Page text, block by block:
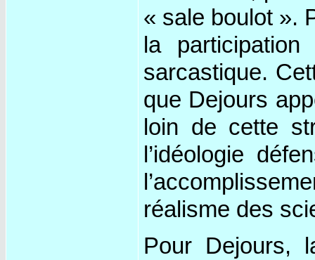
« sale boulot ».
la
sarcastique.
que Dejours
loin de cette
l’idéologie
réalisme des
Pour Dejours,